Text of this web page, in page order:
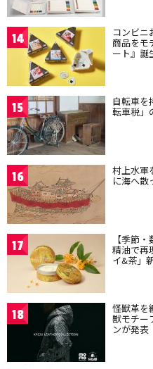
14 コンビニ
商品をモ
ート』誕
15 自転車を
転車税」
16 村上水軍
に海へ散
17 【季節
精油で再
イ&茶」
18 怪獣革を
獣モチー
ンが発表